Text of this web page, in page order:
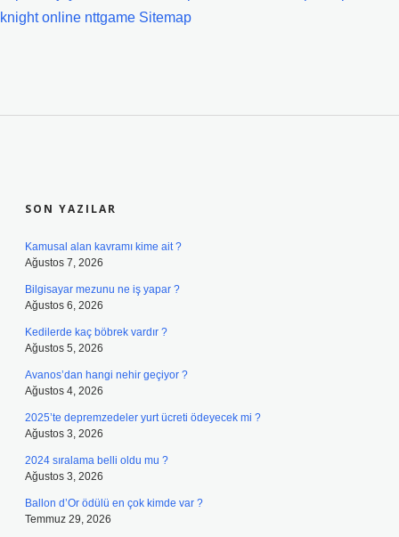
knight online nttgame Sitemap
SON YAZILAR
Kamusal alan kavramı kime ait ?
Ağustos 7, 2026
Bilgisayar mezunu ne iş yapar ?
Ağustos 6, 2026
Kedilerde kaç böbrek vardır ?
Ağustos 5, 2026
Avanos’dan hangi nehir geçiyor ?
Ağustos 4, 2026
2025’te depremzedeler yurt ücreti ödeyecek mi ?
Ağustos 3, 2026
2024 sıralama belli oldu mu ?
Ağustos 3, 2026
Ballon d’Or ödülü en çok kimde var ?
Temmuz 29, 2026